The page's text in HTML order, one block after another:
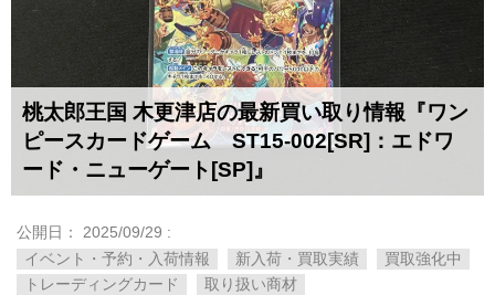
桃太郎王国 木更津店の最新買い取り情報『ワン
ピースカードゲーム ST15-002[SR]：エドワ
ード・ニューゲート[SP]』
公開日： 2025/09/29 :
イベント・予約・入荷情報
新入荷・買取実績
買取強化中
トレーディングカード
取り扱い商材